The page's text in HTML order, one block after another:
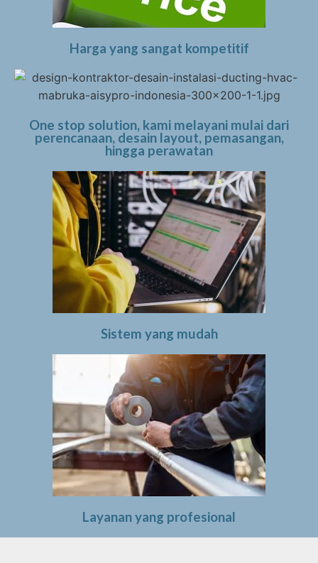
Harga yang sangat kompetitif
One stop solution, kami melayani mulai dari
perencanaan, desain layout, pemasangan,
hingga perawatan
Sistem yang mudah
Layanan yang profesional